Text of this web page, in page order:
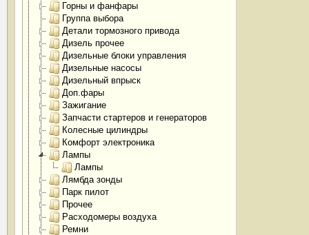
Горны и фанфары
Группа выбора
Детали тормозного привода
Дизель прочее
Дизельные блоки управления
Дизельные насосы
Дизельный впрыск
Доп.фары
Зажигание
Запчасти стартеров и генераторов
Колесные цилиндры
Комфорт электроника
Лампы
Лампы
Лямбда зонды
Парк пилот
Прочее
Расходомеры воздуха
Ремни